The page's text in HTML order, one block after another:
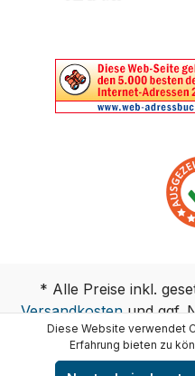
* Alle Preise inkl.
Versandkostenund ggf.
nicht
Copyright
Diese Website verwendet
Erfahrung bieten zu